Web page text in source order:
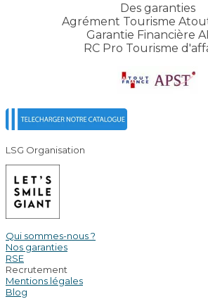
Des garanties
Agrément Tourisme
Garantie Financière
RC Pro Tourisme
LSG Organisation
Qui sommes-nous ?
Nos garanties
RSE
Recrutement
Mentions légales
Blog